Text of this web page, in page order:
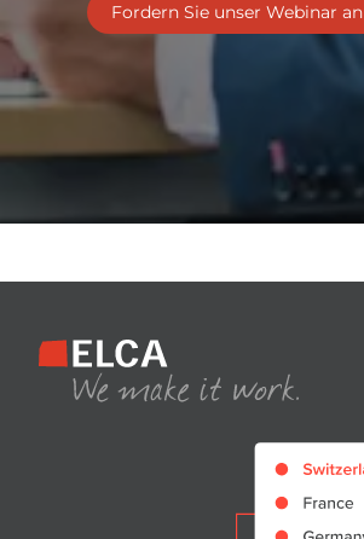
Fordern Sie unser Webinar an